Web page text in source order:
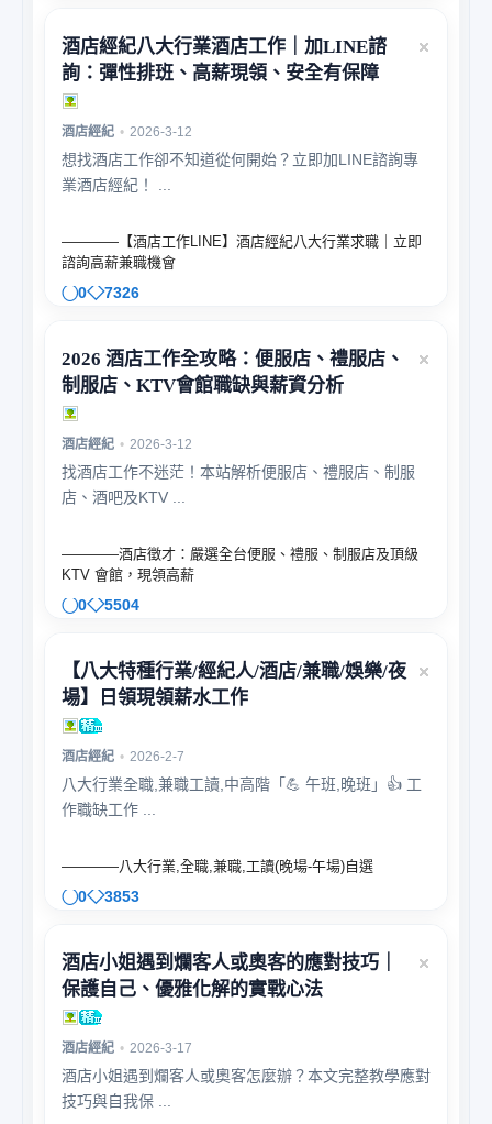
酒店經紀八大行業酒店工作｜加LINE諮
詢：彈性排班、高薪現領、安全有保障
酒店經紀 • 2026-3-12
想找酒店工作卻不知道從何開始？立即加LINE諮詢專
業酒店經紀！ ...
————【酒店工作LINE】酒店經紀八大行業求職｜立即
諮詢高薪兼職機會
0 7326
2026 酒店工作全攻略：便服店、禮服店、
制服店、KTV會館職缺與薪資分析
酒店經紀 • 2026-3-12
找酒店工作不迷茫！本站解析便服店、禮服店、制服
店、酒吧及KTV ...
————酒店徵才：嚴選全台便服、禮服、制服店及頂級
KTV 會館，現領高薪
0 5504
【八大特種行業/經紀人/酒店/兼職/娛樂/夜
場】日領現領薪水工作
酒店經紀 • 2026-2-7
八大行業全職,兼職工讀,中高階「💪 午班,晚班」👍 工
作職缺工作 ...
————八大行業,全職,兼職,工讀(晚場-午場)自選
0 3853
酒店小姐遇到爛客人或奧客的應對技巧｜
保護自己、優雅化解的實戰心法
酒店經紀 • 2026-3-17
酒店小姐遇到爛客人或奧客怎麼辦？本文完整教學應對
技巧與自我保 ...